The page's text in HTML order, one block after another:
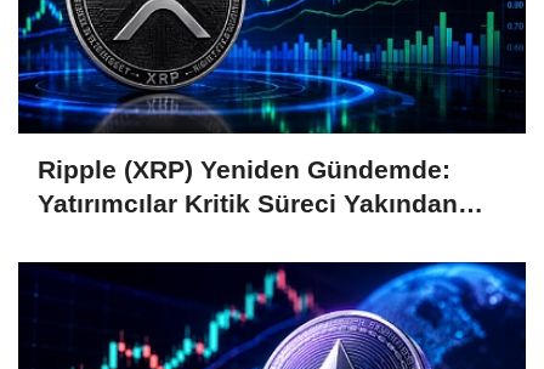
Ripple (XRP) Yeniden Gündemde:
Yatırımcılar Kritik Süreci Yakından